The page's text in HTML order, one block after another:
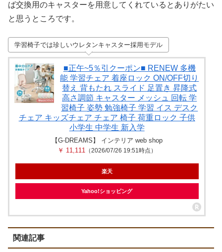
ば交換用のキャスターを用意してくれているとありがたい
と思うところです。
学習椅子では珍しいウレタンキャスター採用モデル
■正午~5％引クーポン■ RENEW 多機
能 学習チェア 着座ロック ON/OFF切り
替え 背もたれ スライド 足置き 昇降式
高さ調節 キャスター メッシュ 回転 学
習椅子 姿勢 勉強椅子 学習 イス デスク
チェア キッズチェア チェア 椅子 荷重ロック 子供
小学生 中学生 新入学
【G-DREAMS】 インテリア web shop
￥ 11,111
（2026/07/26 19:51時点）
楽天
Yahoo!ショッピング
関連記事